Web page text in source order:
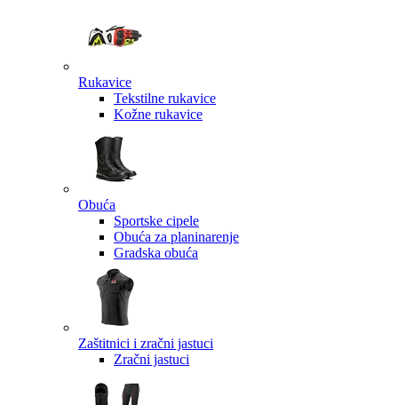
Rukavice
Tekstilne rukavice
Kožne rukavice
Obuća
Sportske cipele
Obuća za planinarenje
Gradska obuća
Zaštitnici i zračni jastuci
Zračni jastuci